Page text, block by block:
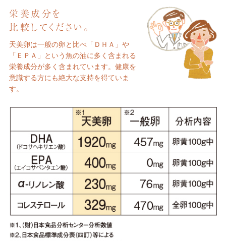
栄養成分を
比較してください。
天美卵は一般の卵と比べ「ＤＨＡ」や
「ＥＰＡ」という魚の油に多く含まれる
栄養成分が多く含まれています。健康を
意識する方にも絶大な支持を得ていま
す。